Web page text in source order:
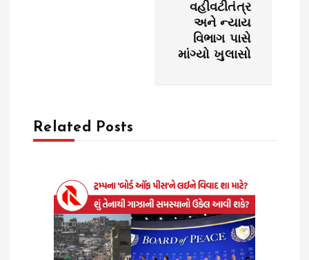
a
વહીવટીતંત્ર
અને ન્યાય
વિભાગ પાસે
માંગ્યો ખુલાસો
Related Posts